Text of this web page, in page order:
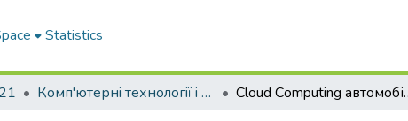
Statistics
Комп'ютернi технологiї i мехатронiка Сloud Сomputing